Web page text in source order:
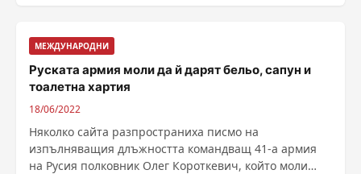
МЕЖДУНАРОДНИ
Руската армия моли да й дарят бельо, сапун и
тоалетна хартия
18/06/2022
Няколко сайта разпространиха писмо на
изпълняващия длъжността командващ 41-а армия
на Русия полковник Олег Короткевич, който моли